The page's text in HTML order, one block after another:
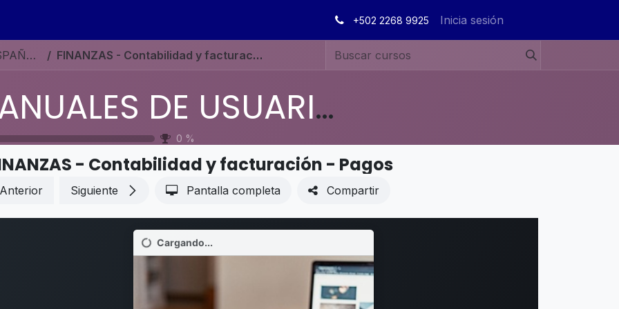
+502 2268 9925 Inicia sesión
MANUALES DE USUARIO EN ESPAÑOL ODOO 19 FINANZAS - Contabilidad y facturación - Pagos
MANUALES DE USUARIO EN ESPAÑOL ODOO 19
0 %
- Contabilidad y facturación - Pagos
Anterior Siguiente Pantalla completa Compartir